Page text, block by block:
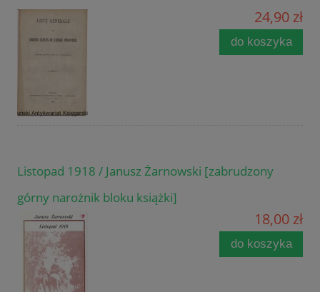
24,90 zł
do koszyka
Listopad 1918 / Janusz Żarnowski [zabrudzony
górny narożnik bloku książki]
18,00 zł
do koszyka